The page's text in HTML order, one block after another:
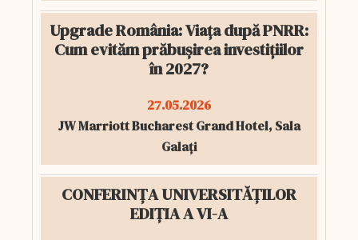
Upgrade România: Viața după PNRR:
Cum evităm prăbușirea investițiilor
în 2027?
27.05.2026
JW Marriott Bucharest Grand Hotel, Sala
Galați
CONFERINȚA UNIVERSITĂȚILOR
EDIȚIA A VI-A